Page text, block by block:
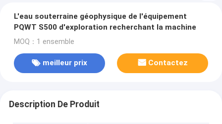
L'eau souterraine géophysique de l'équipement
PQWT S500 d'exploration recherchant la machine
MOQ：1 ensemble
meilleur prix Contactez
Description De Produit